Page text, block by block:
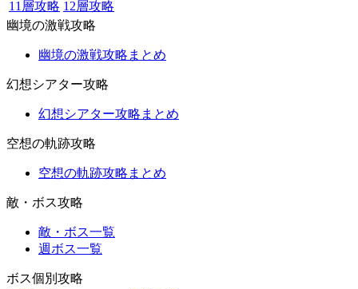
11層攻略 12層攻略
幽境の激戦攻略
幽境の激戦攻略まとめ
幻想シアター攻略
幻想シアター攻略まとめ
空想の軌跡攻略
空想の軌跡攻略まとめ
敵・ボス攻略
敵・ボス一覧
週ボス一覧
ボス個別攻略